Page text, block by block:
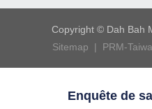
Copyright © Dah Bah
Sitemap | PRM-
Enquête de